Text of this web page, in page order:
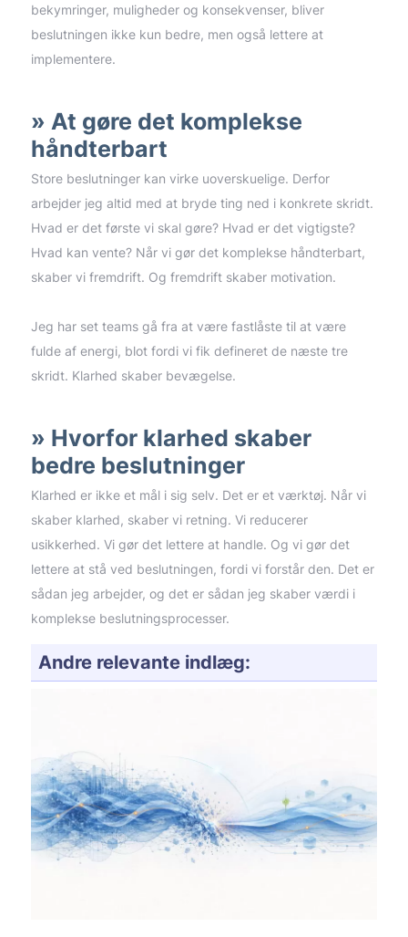
bekymringer, muligheder og konsekvenser, bliver
beslutningen ikke kun bedre, men også lettere at
implementere.
At gøre det komplekse
håndterbart
Store beslutninger kan virke uoverskuelige. Derfor
arbejder jeg altid med at bryde ting ned i konkrete skridt.
Hvad er det første vi skal gøre? Hvad er det vigtigste?
Hvad kan vente? Når vi gør det komplekse håndterbart,
skaber vi fremdrift. Og fremdrift skaber motivation.
Jeg har set teams gå fra at være fastlåste til at være
fulde af energi, blot fordi vi fik defineret de næste tre
skridt. Klarhed skaber bevægelse.
Hvorfor klarhed skaber
bedre beslutninger
Klarhed er ikke et mål i sig selv. Det er et værktøj. Når vi
skaber klarhed, skaber vi retning. Vi reducerer
usikkerhed. Vi gør det lettere at handle. Og vi gør det
lettere at stå ved beslutningen, fordi vi forstår den. Det er
sådan jeg arbejder, og det er sådan jeg skaber værdi i
komplekse beslutningsprocesser.
Andre relevante indlæg: